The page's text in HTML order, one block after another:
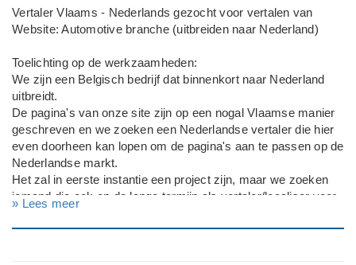
Vertaler Vlaams - Nederlands gezocht voor vertalen van
Website: Automotive branche (uitbreiden naar Nederland)
Toelichting op de werkzaamheden:
We zijn een Belgisch bedrijf dat binnenkort naar Nederland
uitbreidt.
De pagina's van onze site zijn op een nogal Vlaamse manier
geschreven en we zoeken een Nederlandse vertaler die hier
even doorheen kan lopen om de pagina's aan te passen op de
Nederlandse markt.
Het zal in eerste instantie een project zijn, maar we zoeken
iemand die ook op de lange termijn als vertaler/localiser voor
Ervaring in automotive, en met name kennis van de
» Lees meer